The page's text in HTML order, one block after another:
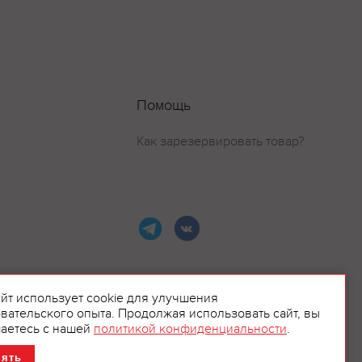
Помощь
Как зарезервировать товар?
использует cookie для улучшения
опыта. Продолжая использовать сайт, вы
с нашей политикой конфиденциальности.